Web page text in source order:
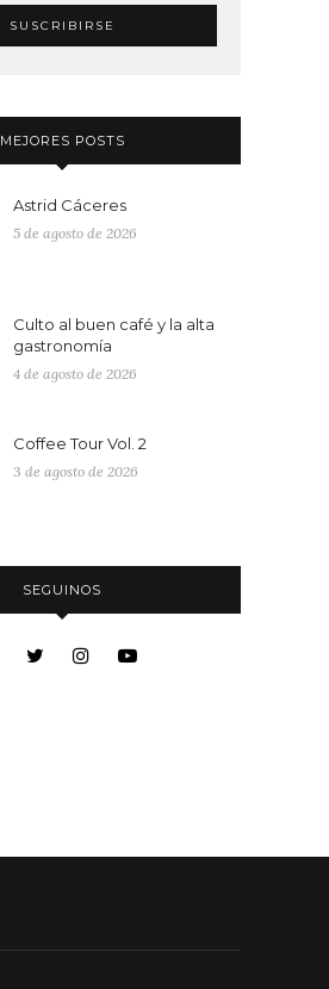
MEJORES POSTS
Astrid Cáceres
5 de agosto de 2026
Culto al buen café y la alta
gastronomía
4 de agosto de 2026
Coffee Tour Vol. 2
3 de agosto de 2026
SEGUINOS